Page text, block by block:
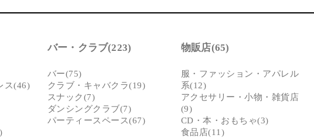
体・設備・什器・内装・家具・備品等の仕様・配置に関しましては現状を
等の騒音等で使用者側に生じた人・物・時間・金銭的な損害につきまして
ス(46)
バー・クラブ(223)
バー(75)
クラブ・キャバクラ(19)
スナック(7)
ダンシングクラブ(7)
パーティースペース(67)
物販店(65)
服・ファッション・アパレル
系(12)
アクセサリー・小物・雑貨店
(9)
CD・本・おもちゃ(3)
食品店(11)